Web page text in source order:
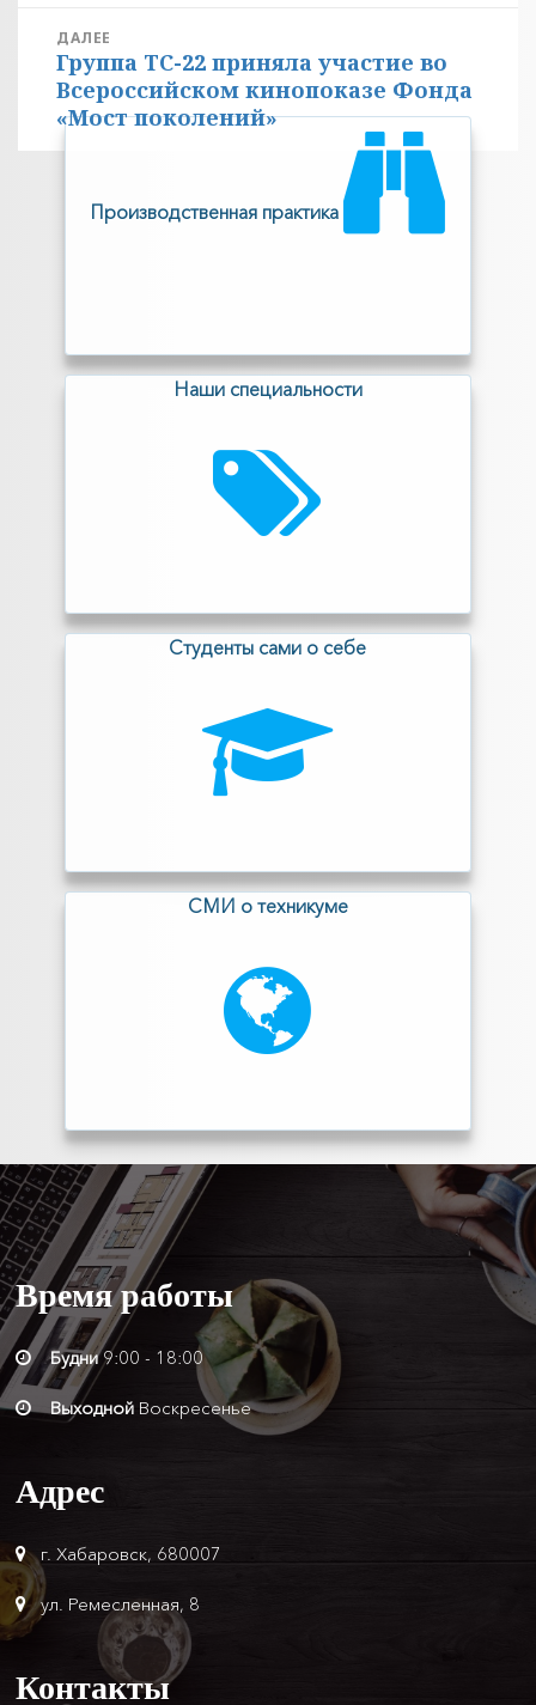
ДАЛЕЕ
Следующая
запись:
Группа ТС-22 приняла участие во
Всероссийском кинопоказе Фонда
«Мост поколений»
Производственная практика
Наши специальности
Cтуденты сами о себе
СМИ о техникуме
Времяработы
Будни9:00 - 18:00
Выходной Воскресенье
Адрес
г. Хабаровск, 680007
ул. Ремесленная, 8
Контакты